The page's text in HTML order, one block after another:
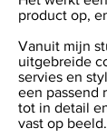
product op,
Vanuit mijn
uitgebreide
servies en
een passend
tot in detail
vast op beeld.